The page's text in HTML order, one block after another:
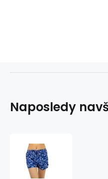
Naposledy